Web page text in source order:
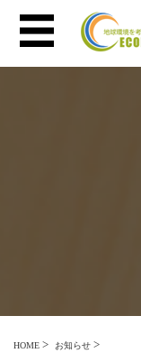
HOME > お知らせ >